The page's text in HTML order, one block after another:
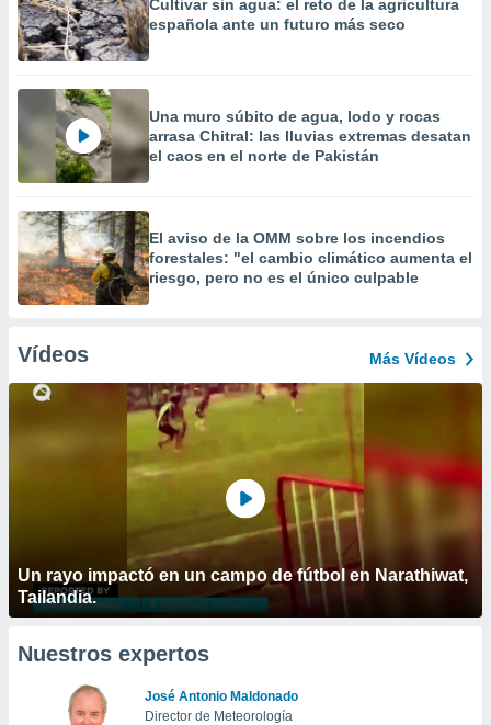
Cultivar sin agua: el reto de la agricultura
española ante un futuro más seco
Una muro súbito de agua, lodo y rocas
arrasa Chitral: las lluvias extremas desatan
el caos en el norte de Pakistán
El aviso de la OMM sobre los incendios
forestales: "el cambio climático aumenta el
riesgo, pero no es el único culpable
Vídeos Más Vídeos
Un rayo impactó en un campo de fútbol en Narathiwat,
Tailandia.
Nuestros expertos
José Antonio Maldonado
Director de Meteorología